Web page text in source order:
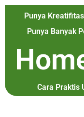
Punya
Punya Banyak
Cara Praktis